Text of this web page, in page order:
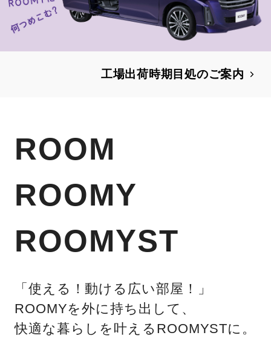
工場出荷時期目処のご案内
ROOM
ROOMY
ROOMYST
「使える！動ける広い部屋！」
ROOMYを外に持ち出して、
快適な暮らしを叶えるROOMYSTに。